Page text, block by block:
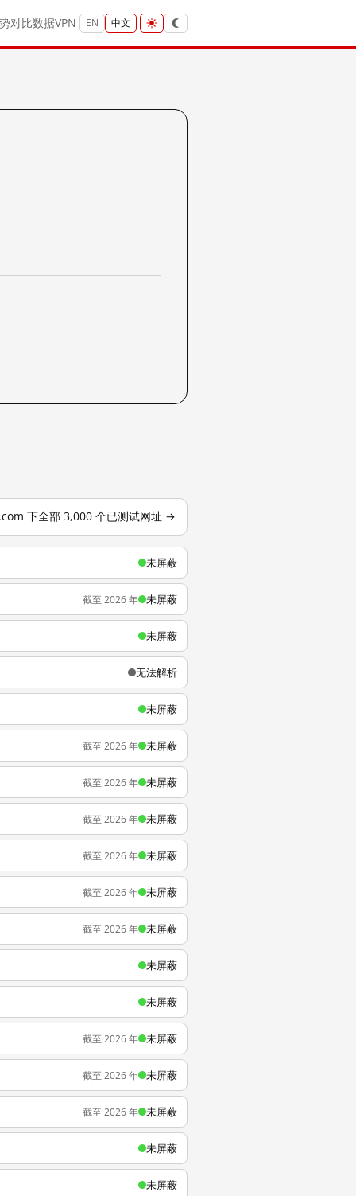
对比数据VPN EN 中文
下全部 3,000 个已测试网址 →
未屏蔽
截至 2026 年 未屏蔽
未屏蔽
无法解析
未屏蔽
截至 2026 年 未屏蔽
截至 2026 年 未屏蔽
截至 2026 年 未屏蔽
截至 2026 年 未屏蔽
截至 2026 年 未屏蔽
截至 2026 年 未屏蔽
未屏蔽
未屏蔽
截至 2026 年 未屏蔽
截至 2026 年 未屏蔽
截至 2026 年 未屏蔽
未屏蔽
未屏蔽